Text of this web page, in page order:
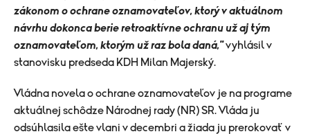
zákonom o ochrane oznamovateľov, ktorý v aktuálnom
návrhu dokonca berie retroaktívne ochranu už aj tým
oznamovateľom, ktorým už raz bola daná,"vyhlásil v
stanovisku predseda KDH Milan Majerský.
Vládna novela o ochrane oznamovateľov je na programe
aktuálnej schôdze Národnej rady (NR) SR. Vláda ju
odsúhlasila ešte vlani v decembri a žiada ju prerokovať v